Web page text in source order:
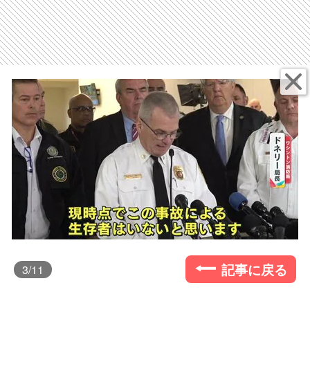
3/11 記事に戻る